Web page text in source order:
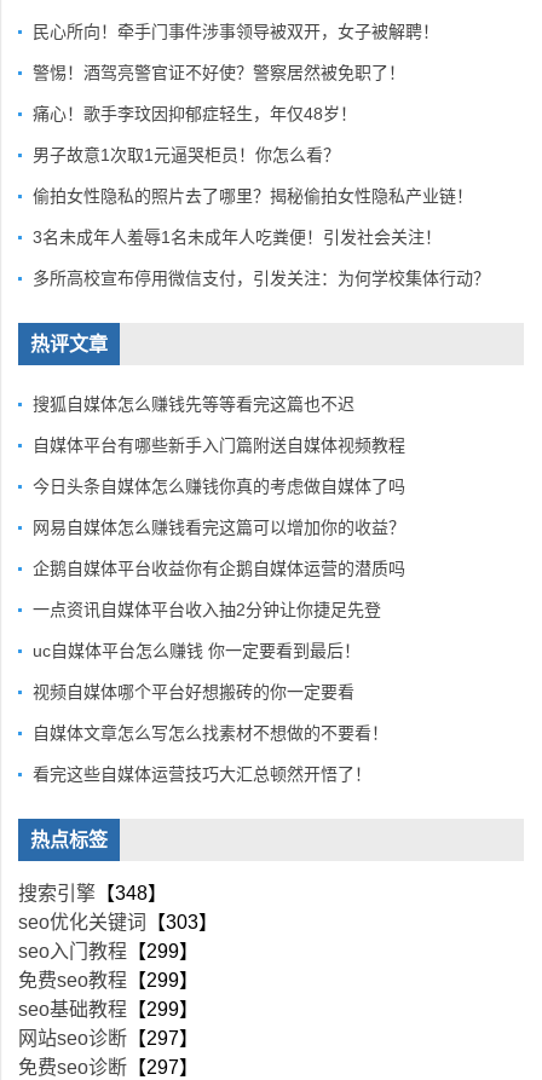
民心所向！牵手门事件涉事领导被双开，女子被解聘！
警惕！酒驾亮警官证不好使？警察居然被免职了！
痛心！歌手李玟因抑郁症轻生，年仅48岁！
男子故意1次取1元逼哭柜员！你怎么看？
偷拍女性隐私的照片去了哪里？揭秘偷拍女性隐私产业链！
3名未成年人羞辱1名未成年人吃粪便！引发社会关注！
多所高校宣布停用微信支付，引发关注：为何学校集体行动？
热评文章
搜狐自媒体怎么赚钱先等等看完这篇也不迟
自媒体平台有哪些新手入门篇附送自媒体视频教程
今日头条自媒体怎么赚钱你真的考虑做自媒体了吗
网易自媒体怎么赚钱看完这篇可以增加你的收益？
企鹅自媒体平台收益你有企鹅自媒体运营的潜质吗
一点资讯自媒体平台收入抽2分钟让你捷足先登
uc自媒体平台怎么赚钱 你一定要看到最后！
视频自媒体哪个平台好想搬砖的你一定要看
自媒体文章怎么写怎么找素材不想做的不要看！
看完这些自媒体运营技巧大汇总顿然开悟了！
热点标签
搜索引擎 【348】
seo优化关键词
【303】
seo入门教程 【299】
免费seo教程 【299】
seo基础教程 【299】
网站seo诊断 【297】
免费seo诊断 【297】